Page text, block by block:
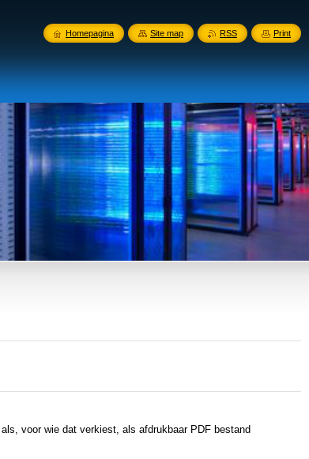
voor wie dat verkiest, als afdrukbaar PDF bestand
Homepagina Site map RSS Print